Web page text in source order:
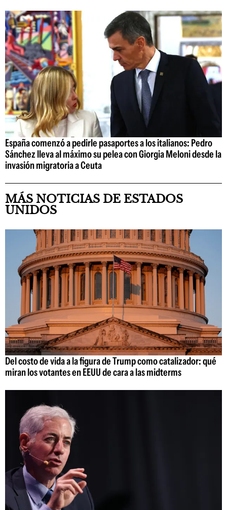
España comenzó a pedirle pasaportes a los italianos: Pedro
Sánchez lleva al máximo su pelea con Giorgia Meloni desde la
invasión migratoria a Ceuta
MÁS NOTICIAS DE ESTADOS
UNIDOS
Del costo de vida a la figura de Trump como catalizador: qué
miran los votantes en EEUU de cara a las midterms